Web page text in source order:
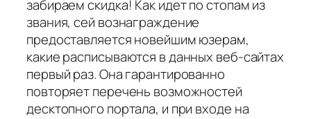
забираем скидка! Как идет по стопам из
звания, сей вознаграждение
предоставляется новейшим юзерам,
какие расписываются в данных веб-сайтах
первый раз. Она гарантированно
повторяет перечень возможностей
десктопного портала, и при входе на